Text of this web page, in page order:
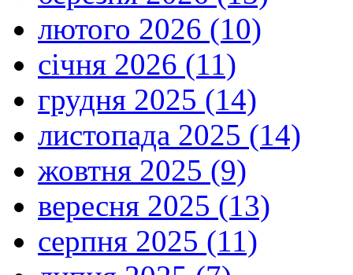
лютого 2026 (10)
січня 2026 (11)
грудня 2025 (14)
листопада 2025 (14)
жовтня 2025 (9)
вересня 2025 (13)
серпня 2025 (11)